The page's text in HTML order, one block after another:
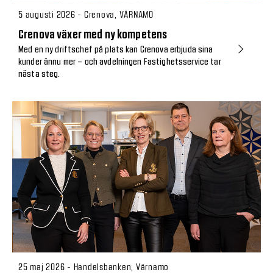
5 augusti 2026 - Crenova, VÄRNAMO
Crenova växer med ny kompetens
Med en ny driftschef på plats kan Crenova erbjuda sina
kunder ännu mer – och avdelningen Fastighetsservice tar
nästa steg.
25 maj 2026 - Handelsbanken, Värnamo